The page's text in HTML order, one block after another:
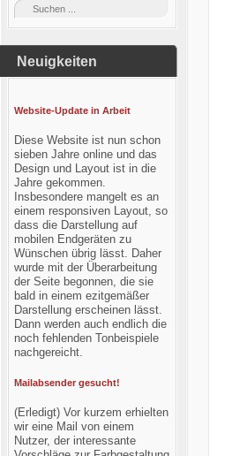
Neuigkeiten
Website-Update in Arbeit
Diese Website ist nun schon
sieben Jahre online und das
Design und Layout ist in die
Jahre gekommen.
Insbesondere mangelt es an
einem responsiven Layout, so
dass die Darstellung auf
mobilen Endgeräten zu
Wünschen übrig lässt. Daher
wurde mit der Überarbeitung
der Seite begonnen, die sie
bald in einem ezitgemäßer
Darstellung erscheinen lässt.
Dann werden auch endlich die
noch fehlenden Tonbeispiele
nachgereicht.
Mailabsender gesucht!
(Erledigt) Vor kurzem erhielten
wir eine Mail von einem
Nutzer, der interessante